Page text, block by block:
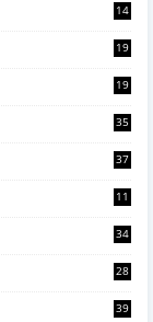
14
19
19
35
37
11
34
28
39